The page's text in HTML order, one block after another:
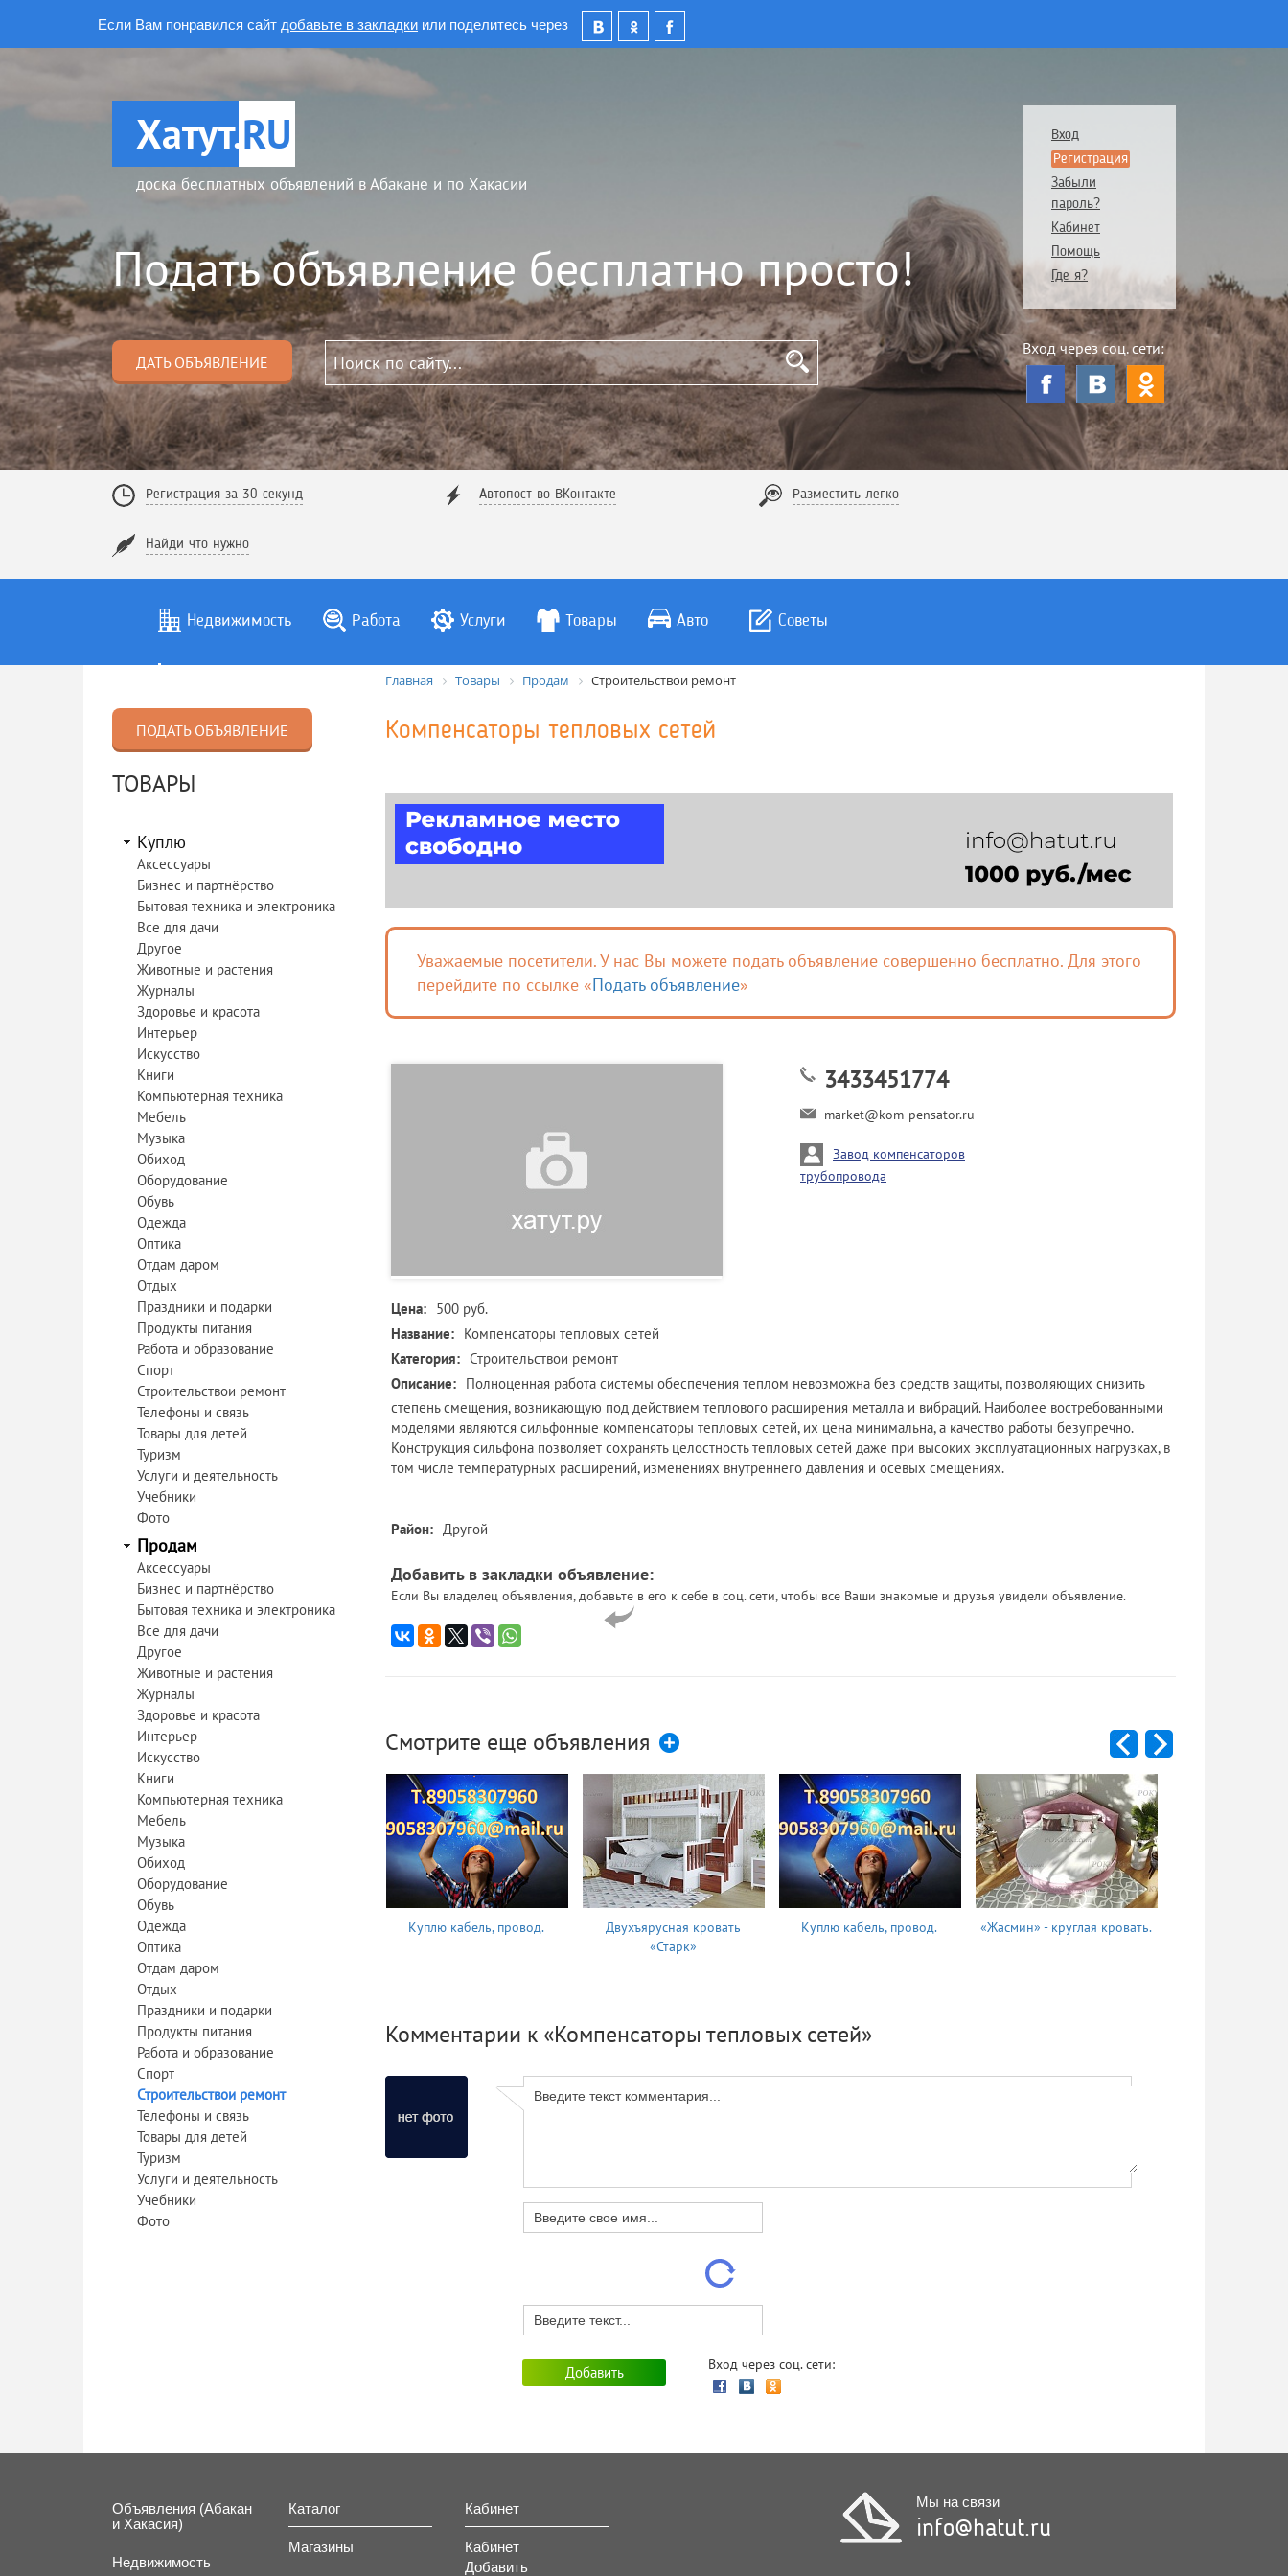
Если Вам понравился сайт добавьте в закладки или поделитесь через
Хатут.RU
доска бесплатных объявлений в Абакане и по Хакасии
Подать объявление бесплатно просто!
ДАТЬ ОБЪЯВЛЕНИЕ
Вход
Регистрация
Забыли
пароль?
Кабинет
Помощь
Где я?
Вход через соц. сети:
Регистрация за 30 секунд Автопост во ВКонтакте Разместить легко
Найди что нужно
Недвижимость Работа Услуги Товары Авто Советы
ПОДАТЬ ОБЪЯВЛЕНИЕ
ТОВАРЫ
Куплю
Аксессуары
Бизнес и партнёрство
Бытовая техника и электроника
Все для дачи
Другое
Животные и растения
Журналы
Здоровье и красота
Интерьер
Искусство
Книги
Компьютерная техника
Мебель
Музыка
Обиход
Оборудование
Обувь
Одежда
Оптика
Отдам даром
Отдых
Праздники и подарки
Продукты питания
Работа и образование
Спорт
Строительствои ремонт
Телефоны и связь
Товары для детей
Туризм
Услуги и деятельность
Учебники
Фото
Продам
Аксессуары
Бизнес и партнёрство
Бытовая техника и электроника
Все для дачи
Другое
Животные и растения
Журналы
Здоровье и красота
Интерьер
Искусство
Книги
Компьютерная техника
Мебель
Музыка
Обиход
Оборудование
Обувь
Одежда
Оптика
Отдам даром
Отдых
Праздники и подарки
Продукты питания
Работа и образование
Спорт
Строительствои ремонт
Телефоны и связь
Товары для детей
Туризм
Услуги и деятельность
Учебники
Фото
Главная Товары Продам Строительствои ремонт
Компенсаторы тепловых сетей
Уважаемые посетители. У нас Вы можете подать объявление совершенно бесплатно. Для этого
перейдите по ссылке «Подать объявление»
3433451774
market@kom-pensator.ru
Завод компенсаторов
трубопровода
Цена: 500 руб.
Название: Компенсаторы тепловых сетей
Категория: Строительствои ремонт
Описание: Полноценная работа системы обеспечения теплом невозможна без средств защиты, позволяющих снизить
степень смещения, возникающую под действием теплового расширения металла и вибраций. Наиболее востребованными
моделями являются сильфонные компенсаторы тепловых сетей, их цена минимальна, а качество работы безупречно.
Конструкция сильфона позволяет сохранять целостность тепловых сетей даже при высоких эксплуатационных нагрузках, в
том числе температурных расширений, изменениях внутреннего давления и осевых смещениях.
Район: Другой
Добавить в закладки объявление:
Если Вы владелец объявления, добавьте в его к себе в соц. сети, чтобы все Ваши знакомые и друзья увидели объявление.
Смотрите еще объявления
Куплю кабель, провод.
Двухъярусная кровать
«Старк»
Куплю кабель, провод. «Жасмин» - круглая кровать.
Комментарии к «Компенсаторы тепловых сетей»
Вход через соц. сети:
Объявления (Абакан
и Хакасия)
Недвижимость
Каталог
Магазины
Кабинет
Кабинет
Добавить
Мы на связи
info@hatut.ru